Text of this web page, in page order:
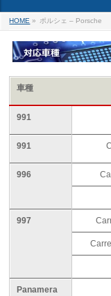
HOME » ポルシェ – Porsche
車種
991
991
996
997
Panamera